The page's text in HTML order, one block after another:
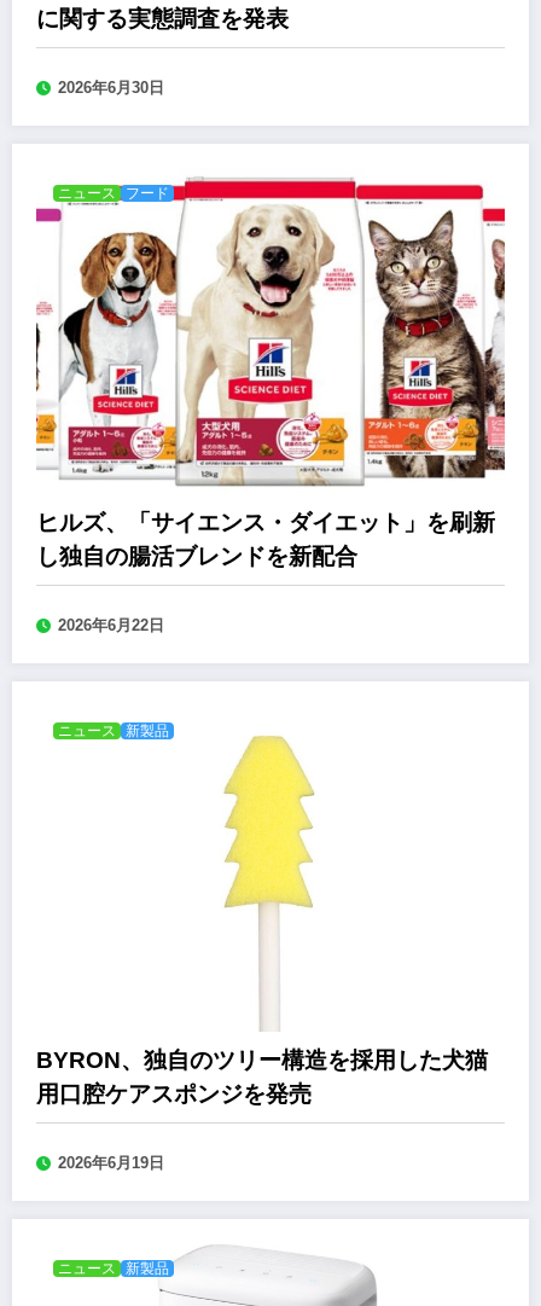
に関する実態調査を発表
2026年6月30日
ニュース フード
ヒルズ、「サイエンス・ダイエット」を刷新
し独自の腸活ブレンドを新配合
2026年6月22日
ニュース 新製品
BYRON、独自のツリー構造を採用した犬猫
用口腔ケアスポンジを発売
2026年6月19日
ニュース 新製品